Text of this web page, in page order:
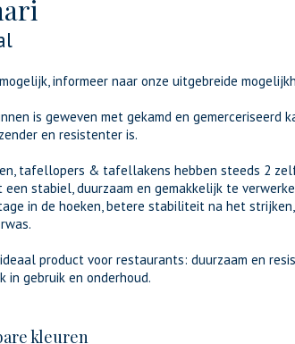
informeer naar onze uitgebreide
is geweven met gekamd en gemerceriseerd
en resistenter is.
tafellopers & tafellakens hebben steeds 2
een stabiel, duurzaam en gemakkelijk te
in de hoeken, betere stabiliteit na het
product voor restaurants: duurzaam en
in gebruik en onderhoud.
kleuren